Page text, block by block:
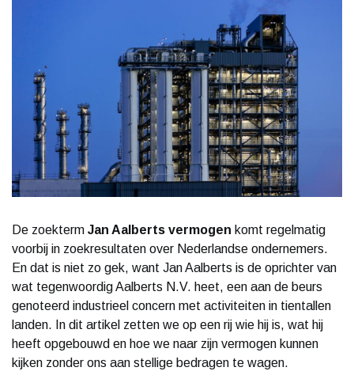
De zoekterm Jan Aalberts vermogen komt regelmatig
voorbij in zoekresultaten over Nederlandse ondernemers.
En dat is niet zo gek, want Jan Aalberts is de oprichter van
wat tegenwoordig Aalberts N.V. heet, een aan de beurs
genoteerd industrieel concern met activiteiten in tientallen
landen. In dit artikel zetten we op een rij wie hij is, wat hij
heeft opgebouwd en hoe we naar zijn vermogen kunnen
kijken zonder ons aan stellige bedragen te wagen.